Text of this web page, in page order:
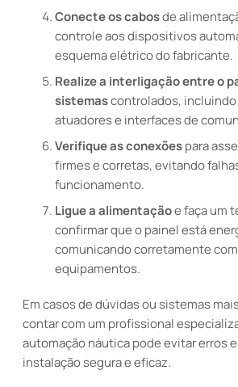
Conecte os cabosde
controle aos dispositivos
esquema elétrico do fabricante.
Realize a interligação entre o
sistemascontrolados,
atuadores e interfaces de
Verifique as conexõespara
firmes e corretas, evitando
funcionamento.
Ligue a alimentaçãoe faça um
confirmar que o painel está
comunicando corretamente
equipamentos.
Em casos de dúvidas ou sistemas
contar com um profissional
automação náutica pode evitar erros
instalação segura e eficaz.